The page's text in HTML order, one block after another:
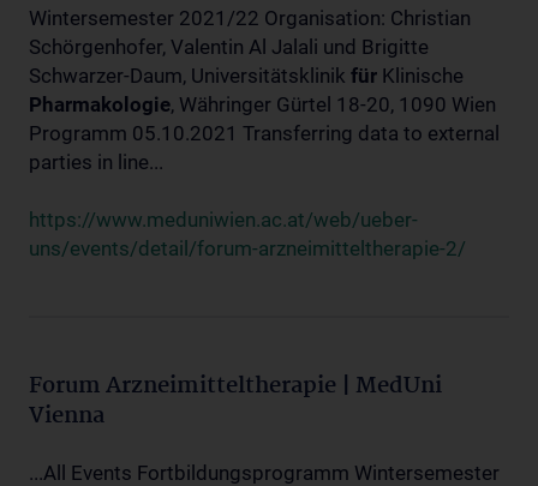
Wintersemester 2021/22 Organisation: Christian
Schörgenhofer, Valentin Al Jalali und Brigitte
Schwarzer-Daum, Universitätsklinik für Klinische
Pharmakologie, Währinger Gürtel 18-20, 1090 Wien
Programm 05.10.2021 Transferring data to external
parties in line...
https://www.meduniwien.ac.at/web/ueber-
uns/events/detail/forum-arzneimitteltherapie-2/
Forum Arzneimitteltherapie | MedUni
Vienna
...All Events Fortbildungsprogramm Wintersemester